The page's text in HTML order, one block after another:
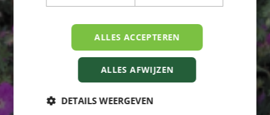
ALLES ACCEPTEREN
ALLES AFWIJZEN
DETAILS WEERGEVEN